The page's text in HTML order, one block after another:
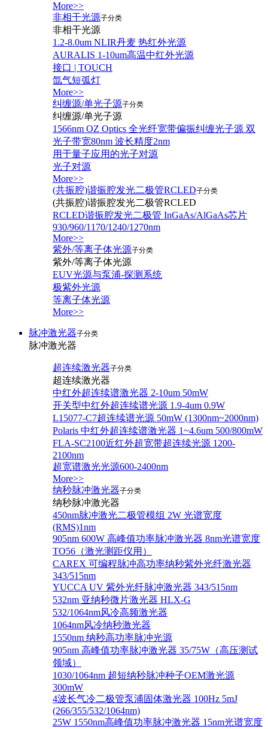
More>>
非相干光源子分类
非相干光源
1.2-8.0um NLIR丹麦 热红外光源
AURALIS 1-10um高温中红外光源
接口 | TOUCH
氙气短弧灯
More>>
纠缠源/单光子源子分类
纠缠源/单光子源
1566nm OZ Optics 全光纤宽带偏振纠缠光子源 双
光子带宽80nm 波长精度2nm
用于量子应用的光子对源
光子对源
More>>
(共振腔)谐振腔发光二极管RCLED子分类
(共振腔)谐振腔发光二极管RCLED
RCLED谐振腔发光二极管 InGaAs/AlGaAs芯片
930/960/1170/1240/1270nm
More>>
紫外/等离子体光源子分类
紫外/等离子体光源
EUV光源与泵浦-探测系统
极紫外光源
等离子体光源
More>>
脉冲激光器子分类
脉冲激光器
超连续激光器子分类
超连续激光器
中红外超连续谱激光器 2-10um 50mW
开关型中红外超连续谱光源 1.9-4um 0.9W
L15077-C7超连续谱光源 50mW (1300nm~2000nm)
Polaris 中红外超连续谱激光器 1~4.6um 500/800mW
FLA-SC2100近红外超宽带超连续光源 1200-
2100nm
超宽谱激光光源600-2400nm
More>>
纳秒脉冲激光器子分类
纳秒脉冲激光器
450nm脉冲激光二极管模组 2W 光谱宽度
(RMS)1nm
905nm 600W 高峰值功率脉冲激光器 8nm光谱宽度
TO56（激光测距仪用）
CAREX 可编程脉冲高功率纳秒紫外光纤激光器
343/515nm
YUCCA UV 紫外光纤脉冲激光器 343/515nm
532nm 亚纳秒微片激光器 HLX-G
532/1064nm风冷高频激光器
1064nm风冷纳秒激光器
1550nm 纳秒高功率脉冲光源
905nm 高峰值功率脉冲激光器 35/75W（高压测试
领域）
1030/1064nm 超短纳秒脉冲种子OEM激光源
300mW
4波长气冷二极管泵浦固体激光器 100Hz 5mJ
(266/355/532/1064nm)
25W 1550nm高峰值功率脉冲激光器 15nm光谱宽度